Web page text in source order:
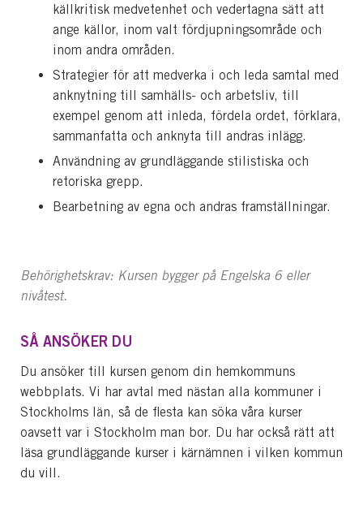
källkritisk medvetenhet och vedertagna sätt att
ange källor, inom valt fördjupningsområde och
inom andra områden.
Strategier för att medverka i och leda samtal med
anknytning till samhälls- och arbetsliv, till
exempel genom att inleda, fördela ordet, förklara,
sammanfatta och anknyta till andras inlägg.
Användning av grundläggande stilistiska och
retoriska grepp.
Bearbetning av egna och andras framställningar.
Behörighetskrav: Kursen bygger på Engelska 6 eller
nivåtest.
SÅ ANSÖKER DU
Du ansöker till kursen genom din hemkommuns
webbplats. Vi har avtal med nästan alla kommuner i
Stockholms län, så de flesta kan söka våra kurser
oavsett var i Stockholm man bor. Du har också rätt att
läsa grundläggande kurser i kärnämnen i vilken kommun
du vill.